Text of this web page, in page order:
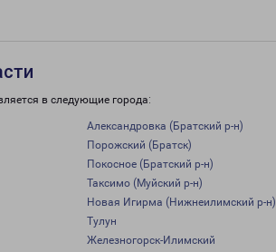
в следующие города:
Александровка (Братский р-н)
Порожский (Братск)
Покосное (Братский р-н)
Таксимо (Муйский р-н)
Новая Игирма (Нижнеилимский р-н)
Тулун
Железногорск-Илимский